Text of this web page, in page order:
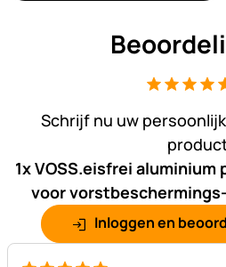
3
Schrijf nu uw
1x VOSS.eisfrei aluminium
voor
Inloggen en